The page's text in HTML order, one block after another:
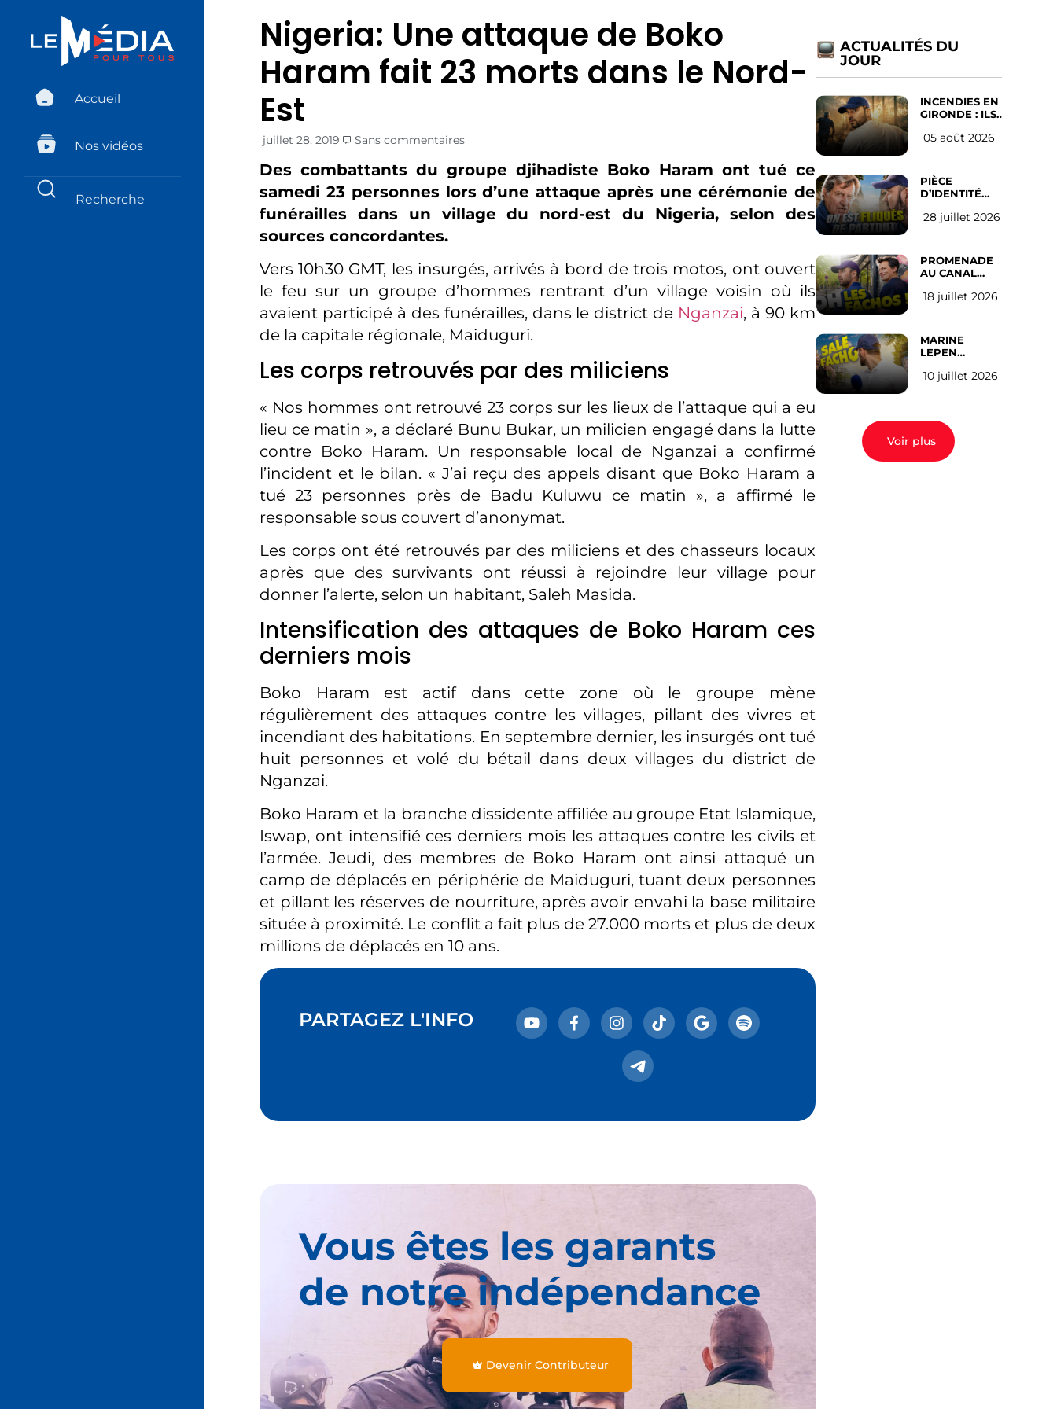
Accueil
Nos vidéos
Nigeria: Une attaque de Boko
Haram fait 23 morts dans le Nord-
Est
juillet 28, 2019 Sans commentaires
Des combattants du groupe djihadiste Boko Haram ont tué ce
samedi 23 personnes lors d’une attaque après une cérémonie de
funérailles dans un village du nord-est du Nigeria, selon des
sources concordantes.
Vers 10h30 GMT, les insurgés, arrivés à bord de trois motos, ont ouvert
le feu sur un groupe d’hommes rentrant d’un village voisin où ils
avaient participé à des funérailles, dans le district de Nganzai, à 90 km
de la capitale régionale, Maiduguri.
Les corps retrouvés par des miliciens
« Nos hommes ont retrouvé 23 corps sur les lieux de l’attaque qui a eu
lieu ce matin », a déclaré Bunu Bukar, un milicien engagé dans la lutte
contre Boko Haram. Un responsable local de Nganzai a confirmé
l’incident et le bilan. « J’ai reçu des appels disant que Boko Haram a
tué 23 personnes près de Badu Kuluwu ce matin », a affirmé le
responsable sous couvert d’anonymat.
Les corps ont été retrouvés par des miliciens et des chasseurs locaux
après que des survivants ont réussi à rejoindre leur village pour
donner l’alerte, selon un habitant, Saleh Masida.
Intensification des attaques de Boko Haram ces
derniers mois
Boko Haram est actif dans cette zone où le groupe mène
régulièrement des attaques contre les villages, pillant des vivres et
incendiant des habitations. En septembre dernier, les insurgés ont tué
huit personnes et volé du bétail dans deux villages du district de
Nganzai.
Boko Haram et la branche dissidente affiliée au groupe Etat Islamique,
Iswap, ont intensifié ces derniers mois les attaques contre les civils et
l’armée. Jeudi, des membres de Boko Haram ont ainsi attaqué un
camp de déplacés en périphérie de Maiduguri, tuant deux personnes
et pillant les réserves de nourriture, après avoir envahi la base militaire
située à proximité. Le conflit a fait plus de 27.000 morts et plus de deux
millions de déplacés en 10 ans.
PARTAGEZ L'INFO
Vous êtes les garants
de notre indépendance
Devenir Contributeur
ACTUALITÉS DU
JOUR
INCENDIES EN
GIRONDE : ILS
D’ABANDONNER
05 août 2026
PIÈCE
D’IDENTITÉ
SUR LES
l’avis des
Français
28 juillet 2026
PROMENADE
AU CANAL
(les gauchistes
18 juillet 2026
MARINE
LEPEN
EN 2027 : l’avis
10 juillet 2026
Voir plus